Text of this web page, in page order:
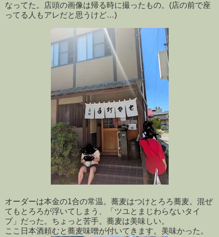
なってた。店頭の画像は帰る時に撮ったもの。(店の前で座
ってる人もアレだと思うけど…)
オーダーは本金の1合の常温。蕎麦はつけとろろ蕎麦。混ぜ
てもとろろが浮いてしまう、「ツユとまじわらないタイ
プ」だった。ちょっと苦手。蕎麦は美味しい。
ここ日本酒頼むと蕎麦味噌が付いてきます。美味かった。